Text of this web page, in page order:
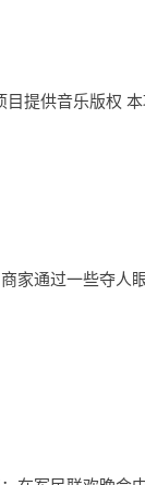
提供音乐版权
家通过一些夺人